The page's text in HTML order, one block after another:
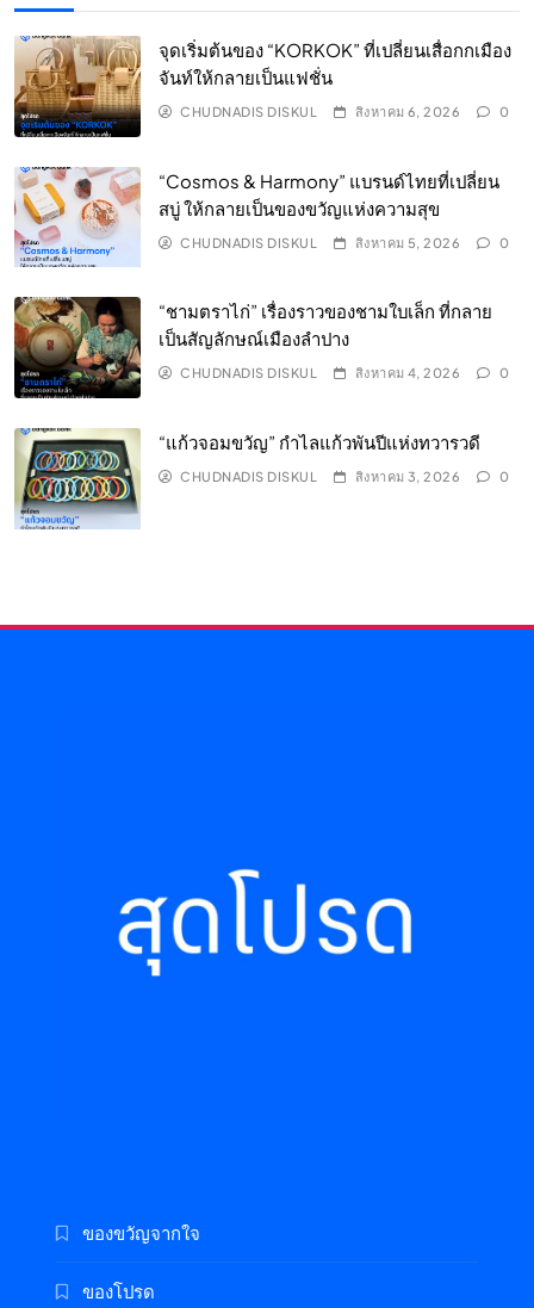
จุดเริ่มต้นของ “KORKOK” ที่เปลี่ยนเสื่อกกเมือง
จันท์ให้กลายเป็นแฟชั่น
CHUDNADIS DISKUL สิงหาคม 6, 2026 0
“Cosmos & Harmony” แบรนด์ไทยที่เปลี่ยน
สบู่ ให้กลายเป็นของขวัญแห่งความสุข
CHUDNADIS DISKUL สิงหาคม 5, 2026 0
“ชามตราไก่” เรื่องราวของชามใบเล็ก ที่กลาย
เป็นสัญลักษณ์เมืองลำปาง
CHUDNADIS DISKUL สิงหาคม 4, 2026 0
“แก้วจอมขวัญ” กำไลแก้วพันปีแห่งทวารวดี
CHUDNADIS DISKUL สิงหาคม 3, 2026 0
ของขวัญจากใจ
ของโปรด